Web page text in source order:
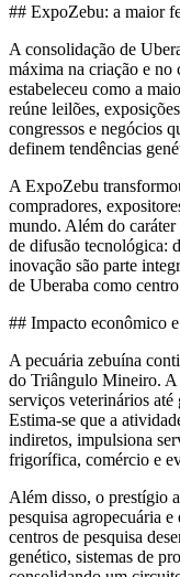
## ExpoZebu: a maior
A consolidação de
máxima na criação e no
estabeleceu como a
reúne leilões,
congressos e negócios
definem tendências
A ExpoZebu
compradores,
mundo. Além do
de difusão tecnológica:
inovação são parte
de Uberaba como
## Impacto econômico
A pecuária zebuína
do Triângulo Mineiro. A
serviços veterinários até
Estima-se que a
indiretos, impulsiona
frigorífica, comércio e
Além disso, o prestígio
pesquisa agropecuária
centros de pesquisa
genético, sistemas de